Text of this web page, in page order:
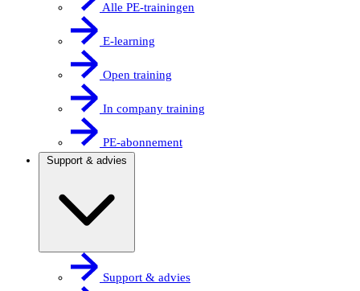
Alle PE-trainingen
E-learning
Open training
In company training
PE-abonnement
Support & advies
Support & advies